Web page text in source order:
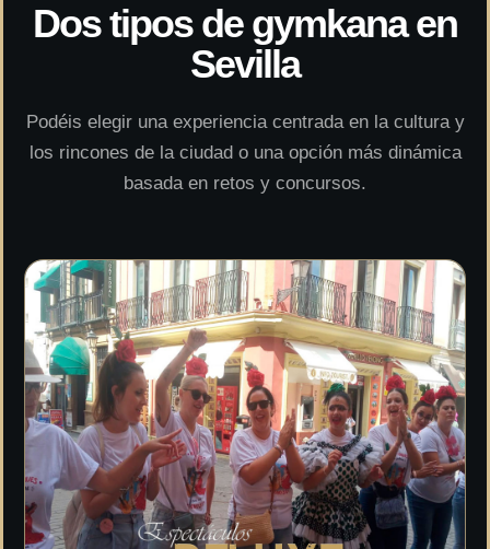
Dos tipos de gymkana en
Sevilla
Podéis elegir una experiencia centrada en la cultura y
los rincones de la ciudad o una opción más dinámica
basada en retos y concursos.